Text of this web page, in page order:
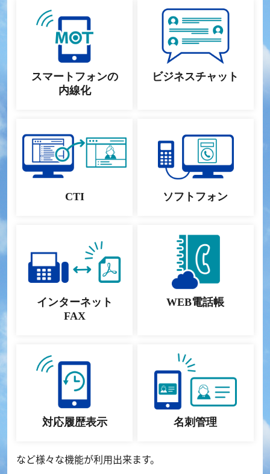
スマートフォンの
内線化
ビジネスチャット
CTI ソフトフォン
インターネット
FAX
WEB電話帳
対応履歴表示 名刺管理
など様々な機能が利用出来ます。